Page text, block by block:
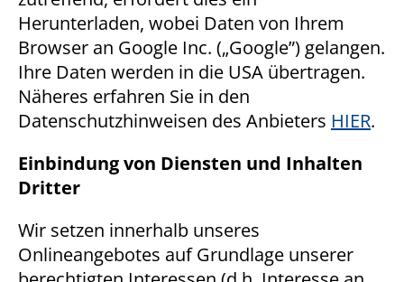
Herunterladen, wobei Daten von Ihrem
Browser an Google Inc. („Google”) gelangen.
Ihre Daten werden in die USA übertragen.
Näheres erfahren Sie in den
Datenschutzhinweisen des Anbieters HIER.
Einbindung von Diensten und Inhalten
Dritter
Wir setzen innerhalb unseres
Onlineangebotes auf Grundlage unserer